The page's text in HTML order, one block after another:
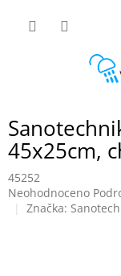
45x25cm,
45252
Průměrné
hodnocení
Neohodnoceno
Značka: